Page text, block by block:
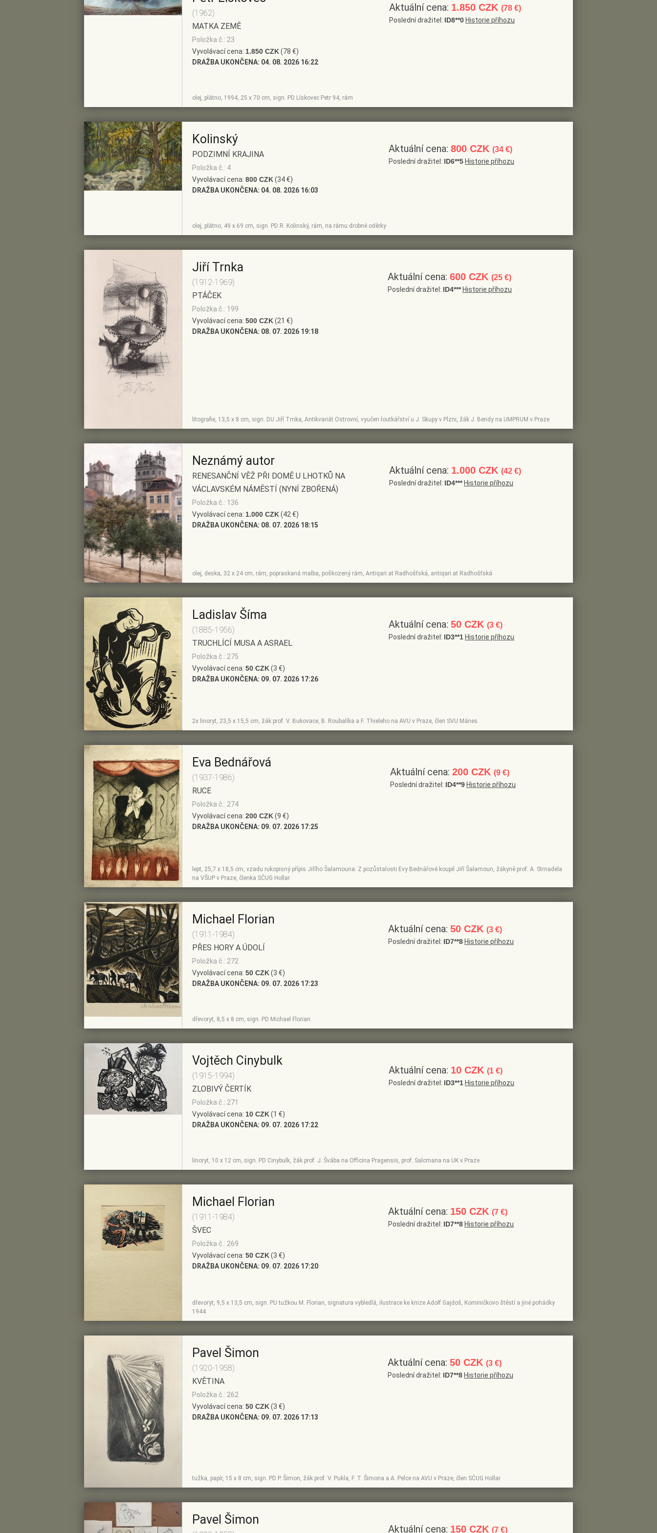
(1962)
MATKA ZEMĚ
Položka č.: 23
Vyvolávací cena: 1.850 CZK(78 €)
DRAŽBA UKONČENA: 04. 08. 2026 16:22
olej, plátno, 1994, 25 x 70 cm, sign. PD Lískovec Petr 94, rám
Aktuální cena: 1.850 CZK (78 €)
Poslední dražitel: ID8**0 Historie příhozu
Kolinský
PODZIMNÍ KRAJINA
Položka č.: 4
Vyvolávací cena: 800 CZK(34 €)
DRAŽBA UKONČENA: 04. 08. 2026 16:03
olej, plátno, 49 x 69 cm, sign. PD R. Kolinský, rám, na rámu drobné oděrky
Aktuální cena: 800 CZK (34 €)
Poslední dražitel: ID6**5 Historie příhozu
Jiří Trnka
(1912-1969)
PTÁČEK
Položka č.: 199
Vyvolávací cena: 500 CZK(21 €)
DRAŽBA UKONČENA: 08. 07. 2026 19:18
litografie, 13,5 x 8 cm, sign. DU Jiří Trnka, Antikvariát Ostrovní, vyučen loutkářství u J. Skupy v Plzni, žák J. Bendy na UMPRUM v Praze
Aktuální cena: 600 CZK (25 €)
Poslední dražitel: ID4*** Historie příhozu
ZOBRAZIT
DETAIL
PŘIDAT DO
PŘEDVÝBĚRU
Neznámý autor
RENESANČNÍ VĚŽ PŘI DOMĚ U LHOTKŮ NA
VÁCLAVSKÉM NÁMĚSTÍ (NYNÍ ZBOŘENÁ)
Položka č.: 136
Vyvolávací cena: 1.000 CZK(42 €)
DRAŽBA UKONČENA: 08. 07. 2026 18:15
olej, deska, 32 x 24 cm, rám, popraskaná malba, poškozený rám, Antiqari.at Radhošťská, antiqari.at Radhošťská
Aktuální cena: 1.000 CZK (42 €)
Poslední dražitel: ID4*** Historie příhozu
ZOBRAZIT
DETAIL
PŘIDAT DO
PŘEDVÝBĚRU
Ladislav Šíma
(1885-1956)
TRUCHLÍCÍ MUSA A ASRAEL
Položka č.: 275
Vyvolávací cena: 50 CZK(3 €)
DRAŽBA UKONČENA: 09. 07. 2026 17:26
2x linoryt, 23,5 x 15,5 cm, žák prof. V. Bukovace, B. Roubalíka a F. Thieleho na AVU v Praze, člen SVU Mánes
Aktuální cena: 50 CZK (3 €)
Poslední dražitel: ID3**1 Historie příhozu
ZOBRAZIT
DETAIL
PŘIDAT DO
PŘEDVÝBĚRU
Eva Bednářová
(1937-1986)
RUCE
Položka č.: 274
Vyvolávací cena: 200 CZK(9 €)
DRAŽBA UKONČENA: 09. 07. 2026 17:25
lept, 25,7 x 18,5 cm, vzadu rukopisný přípis Jiřího Šalamouna: Z pozůstalosti Evy Bednářové koupil Jiří Šalamoun, žákyně prof. A. Strnadela
na VŠUP v Praze, členka SČUG Hollar
Aktuální cena: 200 CZK (9 €)
Poslední dražitel: ID4**9 Historie příhozu
Michael Florian
(1911-1984)
PŘES HORY A ÚDOLÍ
Položka č.: 272
Vyvolávací cena: 50 CZK(3 €)
DRAŽBA UKONČENA: 09. 07. 2026 17:23
dřevoryt, 8,5 x 8 cm, sign. PD Michael Florian
Aktuální cena: 50 CZK (3 €)
Poslední dražitel: ID7**8 Historie příhozu
Vojtěch Cinybulk
(1915-1994)
ZLOBIVÝ ČERTÍK
Položka č.: 271
Vyvolávací cena: 10 CZK(1 €)
DRAŽBA UKONČENA: 09. 07. 2026 17:22
linoryt, 10 x 12 cm, sign. PD Cinybulk, žák prof. J. Švába na Officina Pragensis, prof. Salcmana na UK v Praze
Aktuální cena: 10 CZK (1 €)
Poslední dražitel: ID3**1 Historie příhozu
PŘIDAT DO
Michael Florian
(1911-1984)
ŠVEC
Položka č.: 269
Vyvolávací cena: 50 CZK(3 €)
DRAŽBA UKONČENA: 09. 07. 2026 17:20
dřevoryt, 9,5 x 13,5 cm, sign. PU tužkou M. Florian, signatura vybledlá, ilustrace ke knize Adolf Gajdoš, Kominičkovo štěstí a jiné pohádky
1944
Aktuální cena: 150 CZK (7 €)
Poslední dražitel: ID7**8 Historie příhozu
Pavel Šimon
(1920-1958)
KVĚTINA
Položka č.: 262
Vyvolávací cena: 50 CZK(3 €)
DRAŽBA UKONČENA: 09. 07. 2026 17:13
tužka, papír, 15 x 8 cm, sign. PD P. Šimon, žák prof. V. Pukla, F. T. Šimona a A. Pelce na AVU v Praze, člen SČUG Hollar
Aktuální cena: 50 CZK (3 €)
Poslední dražitel: ID7**8 Historie příhozu
Pavel Šimon
Aktuální cena: 150 CZK (7 €)